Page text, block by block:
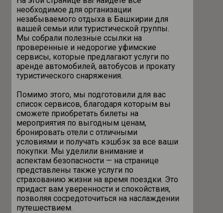
необходимое для организации
незабываемого отдыха в Башкирии для
вашей семьи или туристической группы.
Мы собрали полезные ссылки на
проверенные и недорогие уфимские
сервисы, которые предлагают услуги по
аренде автомобилей, автобусов и прокату
туристического снаряжения.
Помимо этого, мы подготовили для вас
список сервисов, благодаря которым вы
сможете приобретать билеты на
мероприятия по выгодным ценам,
бронировать отели с отличными
условиями и получать кэшбэк за все ваши
покупки. Мы уделили внимание и
аспектам безопасности — на странице
представлены также услуги по
страхованию жизни на время поездки. Это
придаст вам уверенности и спокойствия,
позволяя сосредоточиться на наслаждении
путешествием.